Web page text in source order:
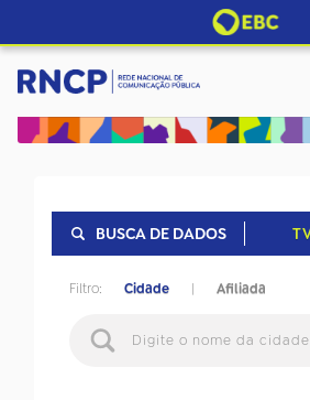
BUSCA DE DADOS
Filtro: Cidade | Afiliada